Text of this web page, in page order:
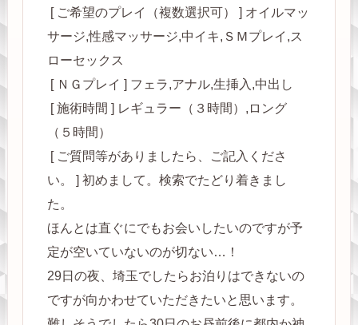
[ ご希望のプレイ（複数選択可） ] オイルマッ
サージ,性感マッサージ,中イキ,ＳＭプレイ,ス
ローセックス
[ ＮＧプレイ ] フェラ,アナル,生挿入,中出し
[ 施術時間 ] レギュラー（３時間）,ロング
（５時間）
[ ご質問等がありましたら、ご記入くださ
い。 ] 初めまして。検索でたどり着きまし
た。
ほんとは直ぐにでもお会いしたいのですが予
定が空いていないのが切ない…！
29日の夜、埼玉でしたらお泊りはできないの
ですが向かわせていただきたいと思います。